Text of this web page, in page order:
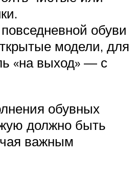
обуви
модели, для
«на выход» — с
обувных
должно быть
важным